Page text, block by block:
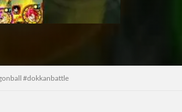
#dokkanbattle